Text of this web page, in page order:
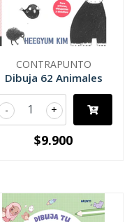
CONTRAPUNTO
Dibuja 62 Animales
+
-
$9.900